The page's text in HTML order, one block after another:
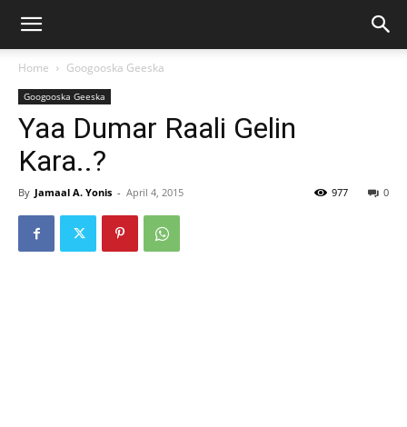
Home Googooska Geeska
Googooska Geeska
Yaa Dumar Raali Gelin
Kara..?
By Jamaal A. Yonis - April 4, 2015 0
977